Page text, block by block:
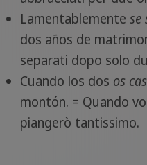
Lamentablemente se
dos años de
separati dopo solo
Cuando los dos os
montón. = Quando
piangerò tantissimo.